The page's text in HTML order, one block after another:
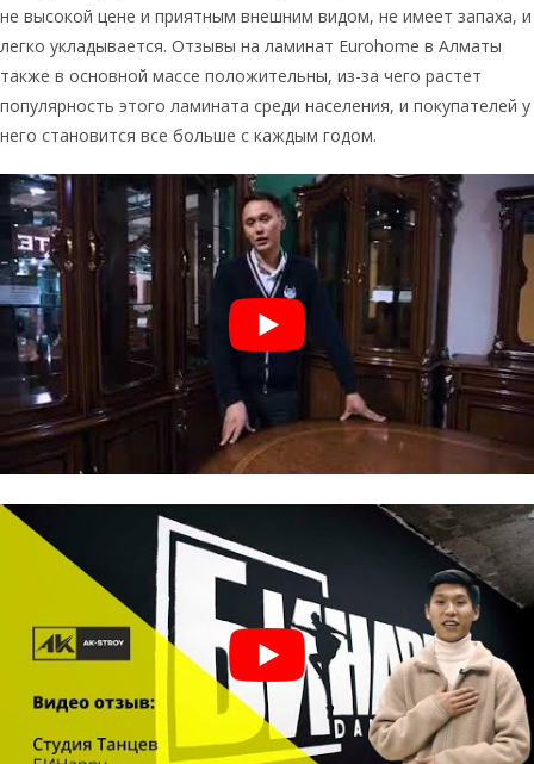
не высокой цене и приятным внешним видом, не имеет запаха, и
легко укладывается. Отзывы на ламинат Eurohome в Алматы
также в основной массе положительны, из-за чего растет
популярность этого ламината среди населения, и покупателей у
него становится все больше с каждым годом.